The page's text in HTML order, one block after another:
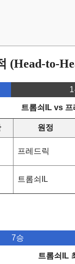
(Head-to-
트롬쇠IL vs 프
원정
프레드릭
트롬쇠IL
7승
트롬쇠IL